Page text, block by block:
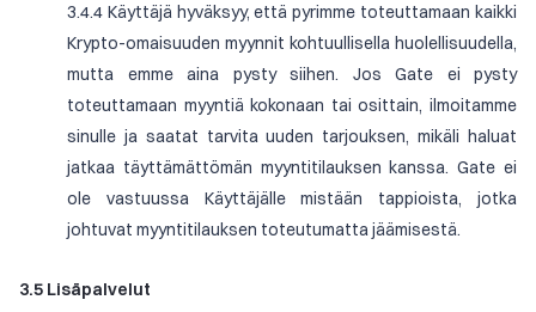
3.4.4 Käyttäjä hyväksyy, että pyrimme toteuttamaan kaikki
Krypto-omaisuuden myynnit kohtuullisella huolellisuudella,
mutta emme aina pysty siihen. Jos Gate ei pysty
toteuttamaan myyntiä kokonaan tai osittain, ilmoitamme
sinulle ja saatat tarvita uuden tarjouksen, mikäli haluat
jatkaa täyttämättömän myyntitilauksen kanssa. Gate ei
ole vastuussa Käyttäjälle mistään tappioista, jotka
johtuvat myyntitilauksen toteutumatta jäämisestä.
3.5 Lisäpalvelut